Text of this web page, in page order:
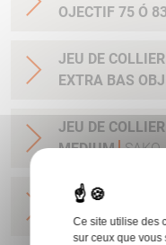
OJECTIF 75 Ó
JEU DE
EXTRA BAS
JEU DE
MEDIUM SAKO
JEU DE
MEDIUM SAKO
Ce site utilise des
sur ceux que vous